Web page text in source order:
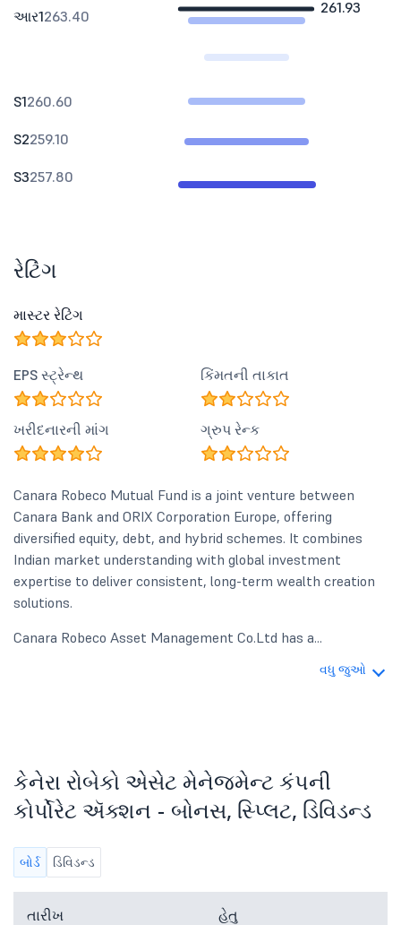
261.93
આર1263.40
S1260.60
S2259.10
S3257.80
રેટિંગ
માસ્ટર રેટિંગ
EPS સ્ટ્રેન્થ કિંમતની તાકાત
ખરીદનારની માંગ ગ્રુપ રેન્ક
Canara Robeco Mutual Fund is a joint venture between
Canara Bank and ORIX Corporation Europe, offering
diversified equity, debt, and hybrid schemes. It combines
Indian market understanding with global investment
expertise to deliver consistent, long-term wealth creation
solutions.
Canara Robeco Asset Management Co.Ltd has a...
વધુ જુઓ
કેનેરા રોબેકો એસેટ મેનેજમેન્ટ કંપની
કોર્પોરેટ ઍક્શન - બોનસ, સ્પ્લિટ, ડિવિડન્ડ
બોર્ડ ડિવિડન્ડ
તારીખ હેતુ